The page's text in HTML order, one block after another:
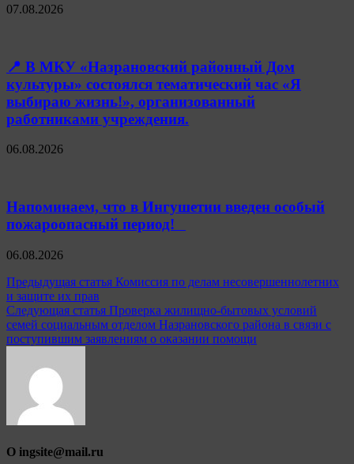
07.08.2026
📍 В МКУ «Назрановский районный Дом
культуры» состоялся тематический час «Я
выбираю жизнь!», организованный
работниками учреждения.
06.08.2026
Напоминаем, что в Ингушетии введен особый
пожароопасный период!⁣⁣⠀
06.08.2026
Навигация
по
записям
Предыдущая статья Комиссия по делам несовершеннолетних
и защите их прав
Следующая статья Проверка жилищно-бытовых условий
семей социальным отделом Назрановского района в связи с
поступившим заявлениям о оказании помощи
О ingsite@mail.ru